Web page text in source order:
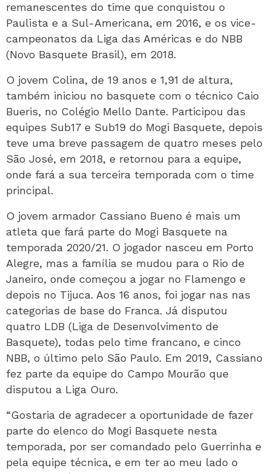
remanescentes do time que conquistou o
Paulista e a Sul-Americana, em 2016, e os vice-
campeonatos da Liga das Américas e do NBB
(Novo Basquete Brasil), em 2018.
O jovem Colina, de 19 anos e 1,91 de altura,
também iniciou no basquete com o técnico Caio
Bueris, no Colégio Mello Dante. Participou das
equipes Sub17 e Sub19 do Mogi Basquete, depois
teve uma breve passagem de quatro meses pelo
São José, em 2018, e retornou para a equipe,
onde fará a sua terceira temporada com o time
principal.
O jovem armador Cassiano Bueno é mais um
atleta que fará parte do Mogi Basquete na
temporada 2020/21. O jogador nasceu em Porto
Alegre, mas a família se mudou para o Rio de
Janeiro, onde começou a jogar no Flamengo e
depois no Tijuca. Aos 16 anos, foi jogar nas nas
categorias de base do Franca. Já disputou
quatro LDB (Liga de Desenvolvimento de
Basquete), todas pelo time francano, e cinco
NBB, o último pelo São Paulo. Em 2019, Cassiano
fez parte da equipe do Campo Mourão que
disputou a Liga Ouro.
“Gostaria de agradecer a oportunidade de fazer
parte do elenco do Mogi Basquete nesta
temporada, por ser comandado pelo Guerrinha e
pela equipe técnica, e em ter ao meu lado o